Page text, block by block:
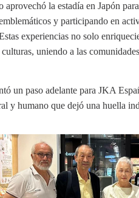
aprovechó la estadía en Japón para
y participando en
experiencias no solo
culturas, uniendo a las
un paso adelante para JKA
y humano que dejó una huella